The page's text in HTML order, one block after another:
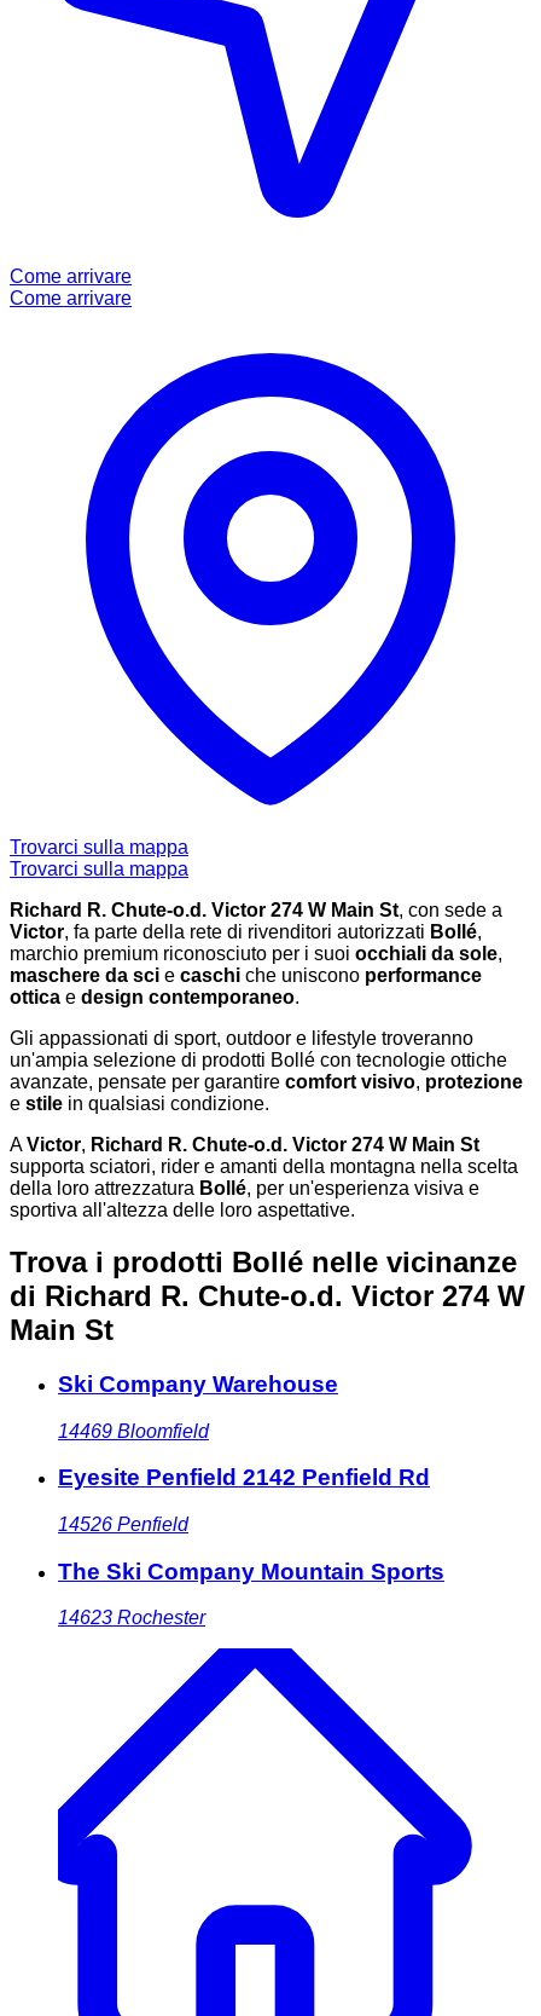
Come arrivare
Come arrivare
Trovarci sulla mappa
Trovarci sulla mappa
Richard R. Chute-o.d. Victor 274 W Main St, con sede a
Victor, fa parte della rete di rivenditori autorizzati Bollé,
marchio premium riconosciuto per i suoi occhiali da sole,
maschere da sci e caschi che uniscono performance
ottica e design contemporaneo.
Gli appassionati di sport, outdoor e lifestyle troveranno
un'ampia selezione di prodotti Bollé con tecnologie ottiche
avanzate, pensate per garantire comfort visivo, protezione
e stile in qualsiasi condizione.
AVictor, Richard R. Chute-o.d. Victor 274 W Main St
supporta sciatori, rider e amanti della montagna nella scelta
della loro attrezzatura Bollé, per un'esperienza visiva e
sportiva all'altezza delle loro aspettative.
Trova i prodotti Bollé nelle vicinanze
di Richard R. Chute-o.d. Victor 274 W
Main St
Ski Company Warehouse
14469 Bloomfield
Eyesite Penfield 2142 Penfield Rd
14526 Penfield
The Ski Company Mountain Sports
14623 Rochester